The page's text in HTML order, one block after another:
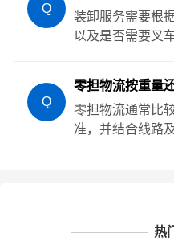
Q
装卸服务需要根
以及是否需要叉
Q
零担物流按重量
零担物流通常比
准，并结合线路
热